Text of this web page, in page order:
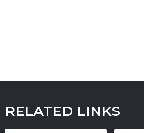
RELATED LINKS